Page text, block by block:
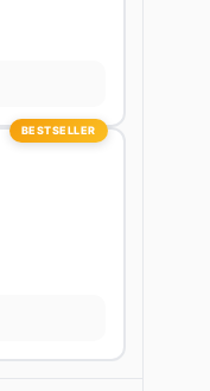
BESTSELLER